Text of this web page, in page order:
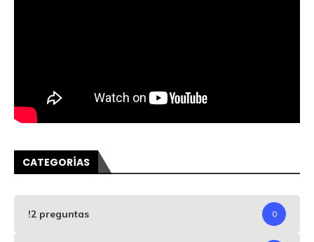
CATEGORÍAS
!2 preguntas 0